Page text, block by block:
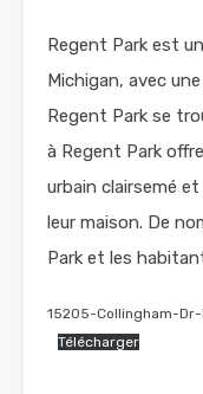
Regent Park est
Michigan, avec
Regent Park se
à Regent Park
urbain clairsemé
leur maison. De
Park et les
15205-Collingham-
Télécharger